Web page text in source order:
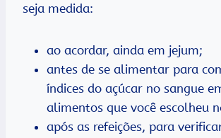
seja medida:
ao acordar, ainda em jejum;
antes de se alimentar para
índices do açúcar no sangue
alimentos que você escolheu
após as refeições, para